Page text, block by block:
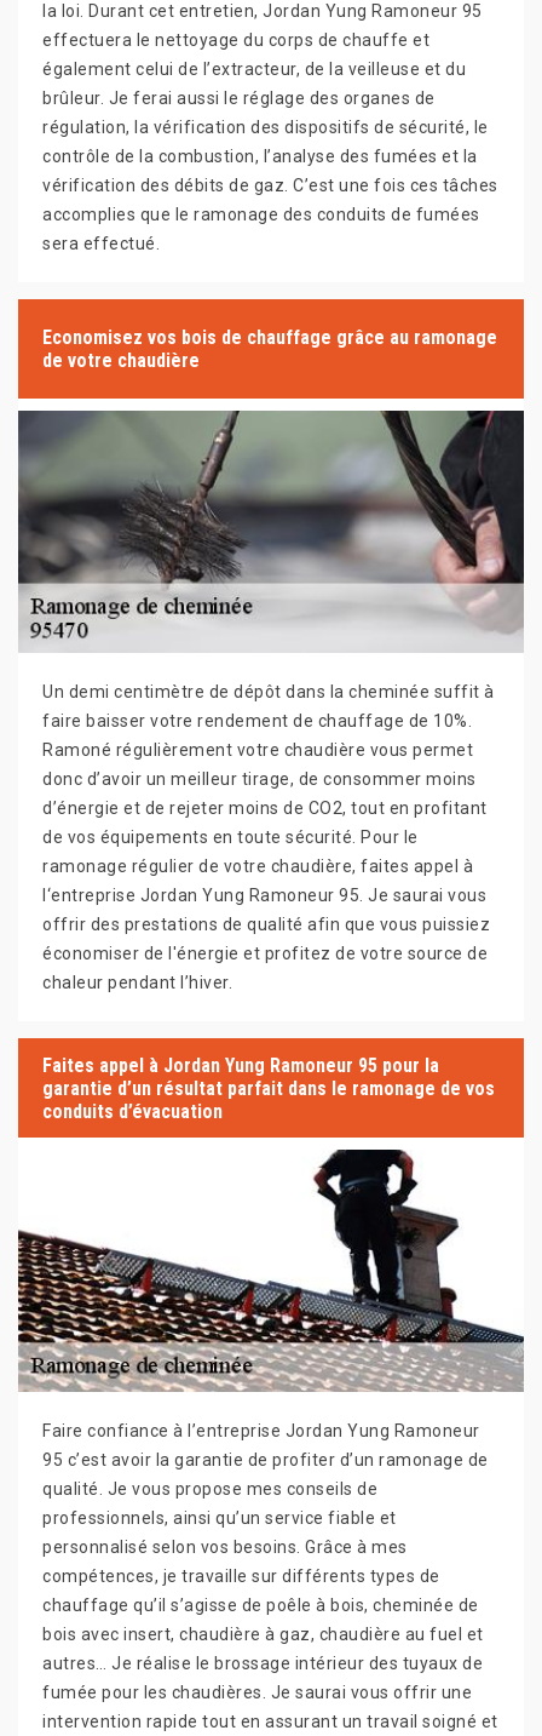
la loi. Durant cet entretien, Jordan Yung Ramoneur 95
effectuera le nettoyage du corps de chauffe et
également celui de l’extracteur, de la veilleuse et du
brûleur. Je ferai aussi le réglage des organes de
régulation, la vérification des dispositifs de sécurité, le
contrôle de la combustion, l’analyse des fumées et la
vérification des débits de gaz. C’est une fois ces tâches
accomplies que le ramonage des conduits de fumées
sera effectué.
Economisez vos bois de chauffage grâce au ramonage
de votre chaudière
Un demi centimètre de dépôt dans la cheminée suffit à
faire baisser votre rendement de chauffage de 10%.
Ramoné régulièrement votre chaudière vous permet
donc d’avoir un meilleur tirage, de consommer moins
d’énergie et de rejeter moins de CO2, tout en profitant
de vos équipements en toute sécurité. Pour le
ramonage régulier de votre chaudière, faites appel à
l‘entreprise Jordan Yung Ramoneur 95. Je saurai vous
offrir des prestations de qualité afin que vous puissiez
économiser de l'énergie et profitez de votre source de
chaleur pendant l’hiver.
Faites appel à Jordan Yung Ramoneur 95 pour la
garantie d’un résultat parfait dans le ramonage de vos
conduits d’évacuation
Faire confiance à l’entreprise Jordan Yung Ramoneur
95 c’est avoir la garantie de profiter d’un ramonage de
qualité. Je vous propose mes conseils de
professionnels, ainsi qu’un service fiable et
personnalisé selon vos besoins. Grâce à mes
compétences, je travaille sur différents types de
chauffage qu’il s’agisse de poêle à bois, cheminée de
bois avec insert, chaudière à gaz, chaudière au fuel et
autres… Je réalise le brossage intérieur des tuyaux de
fumée pour les chaudières. Je saurai vous offrir une
intervention rapide tout en assurant un travail soigné et